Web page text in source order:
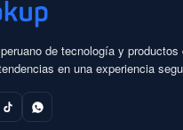
de tecnología y
en una experiencia